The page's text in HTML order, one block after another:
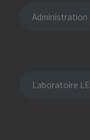
Administration
Laboratoire